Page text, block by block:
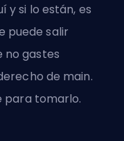
y si lo están, es
puede salir
no gastes
de main.
para tomarlo.